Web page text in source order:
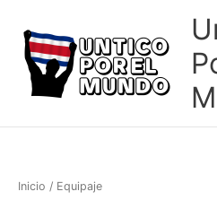
contenido
Inicio / Equipaje